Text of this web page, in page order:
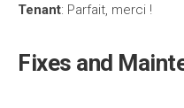
Tenant: Parfait, merci !
Fixes and